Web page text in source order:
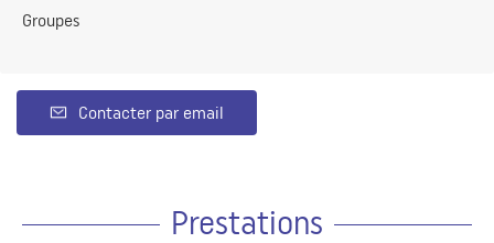
Groupes
Contacter par email
Prestations